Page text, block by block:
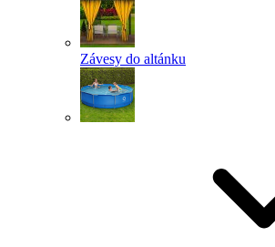
Závesy do altánku